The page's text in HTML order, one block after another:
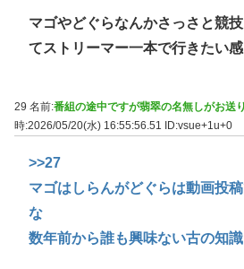
マゴやどぐらなんかさっさと競
てストリーマー一本で行きたい
29 名前:番組の途中ですが翡翠の名無しがお送
時:2026/05/20(水) 16:55:56.51
ID:vsue+1u+0
>>27
マゴはしらんがどぐらは動画投
な
数年前から誰も興味ない古の知